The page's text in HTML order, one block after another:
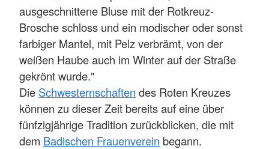
ausgeschnittene Bluse mit der Rotkreuz-
Brosche schloss und ein modischer oder sonst
farbiger Mantel, mit Pelz verbrämt, von der
weißen Haube auch im Winter auf der Straße
gekrönt wurde."
Die Schwesternschaften des Roten Kreuzes
können zu dieser Zeit bereits auf eine über
fünfzigjährige Tradition zurückblicken, die mit
dem Badischen Frauenverein begann.